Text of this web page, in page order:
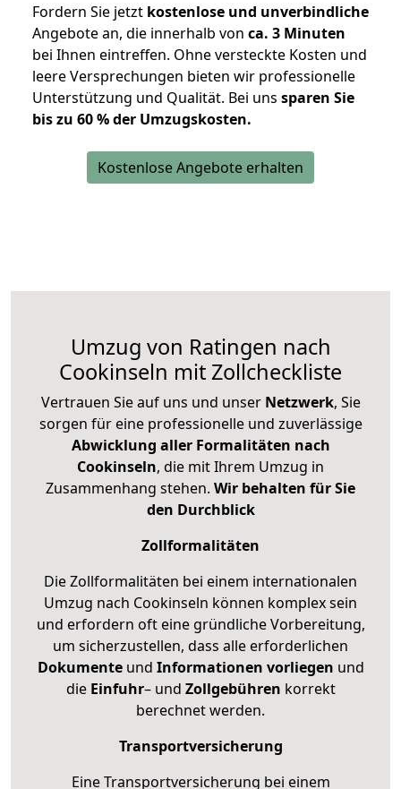
Fordern Sie jetzt kostenlose und unverbindliche
Angebote an, die innerhalb von ca. 3 Minuten
bei Ihnen eintreffen. Ohne versteckte Kosten und
leere Versprechungen bieten wir professionelle
Unterstützung und Qualität. Bei uns sparen Sie
bis zu 60 % der Umzugskosten.
Kostenlose Angebote erhalten
Umzug von Ratingen nach
Cookinseln mit Zollcheckliste
Vertrauen Sie auf uns und unser Netzwerk, Sie
sorgen für eine professionelle und zuverlässige
Abwicklung aller Formalitäten nach
Cookinseln, die mit Ihrem Umzug in
Zusammenhang stehen. Wir behalten für Sie
den Durchblick
Zollformalitäten
Die Zollformalitäten bei einem internationalen
Umzug nach Cookinseln können komplex sein
und erfordern oft eine gründliche Vorbereitung,
um sicherzustellen, dass alle erforderlichen
Dokumenteund Informationen vorliegen und
die Einfuhr– und Zollgebühren korrekt
berechnet werden.
Transportversicherung
Eine Transportversicherung bei einem